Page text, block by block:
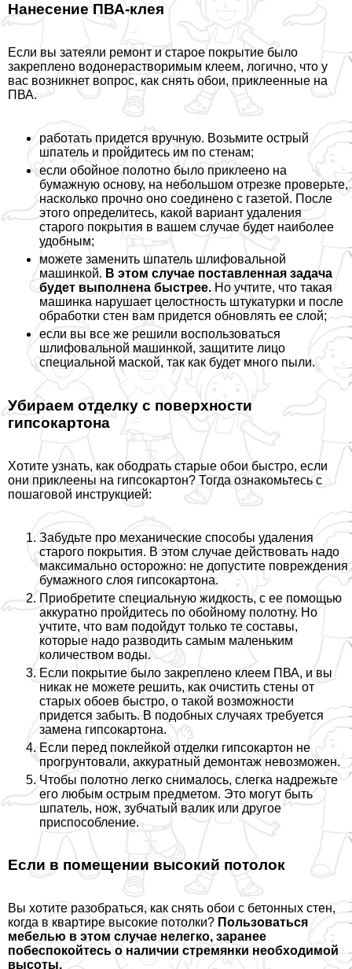
Нанесение ПВА-клея
Если вы затеяли ремонт и старое покрытие было
закреплено водонерастворимым клеем, логично, что у
вас возникнет вопрос, как снять обои, приклеенные на
ПВА.
работать придется вручную. Возьмите острый
шпатель и пройдитесь им по стенам;
если обойное полотно было приклеено на
бумажную основу, на небольшом отрезке проверьте,
насколько прочно оно соединено с газетой. После
этого определитесь, какой вариант удаления
старого покрытия в вашем случае будет наиболее
удобным;
можете заменить шпатель шлифовальной
машинкой. В этом случае поставленная задача
будет выполнена быстрее. Но учтите, что такая
машинка нарушает целостность штукатурки и после
обработки стен вам придется обновлять ее слой;
если вы все же решили воспользоваться
шлифовальной машинкой, защитите лицо
специальной маской, так как будет много пыли.
Убираем отделку с поверхности
гипсокартона
Хотите узнать, как ободрать старые обои быстро, если
они приклеены на гипсокартон? Тогда ознакомьтесь с
пошаговой инструкцией:
Забудьте про механические способы удаления
старого покрытия. В этом случае действовать надо
максимально осторожно: не допустите повреждения
бумажного слоя гипсокартона.
Приобретите специальную жидкость, с ее помощью
аккуратно пройдитесь по обойному полотну. Но
учтите, что вам подойдут только те составы,
которые надо разводить самым маленьким
количеством воды.
Если покрытие было закреплено клеем ПВА, и вы
никак не можете решить, как очистить стены от
старых обоев быстро, о такой возможности
придется забыть. В подобных случаях требуется
замена гипсокартона.
Если перед поклейкой отделки гипсокартон не
прогрунтовали, аккуратный демонтаж невозможен.
Чтобы полотно легко снималось, слегка надрежьте
его любым острым предметом. Это могут быть
шпатель, нож, зубчатый валик или другое
приспособление.
Если в помещении высокий потолок
Вы хотите разобраться, как снять обои с бетонных стен,
когда в квартире высокие потолки? Пользоваться
мебелью в этом случае нелегко, заранее
побеспокойтесь о наличии стремянки необходимой
высоты.